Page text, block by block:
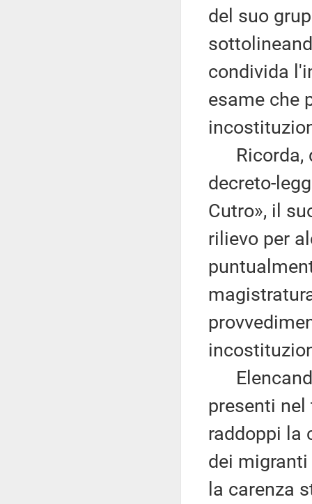
del suo
condivida
esame che
Ricorda,
decreto-
Cutro», il
rilievo per
presenti
raddoppi la
dei
la carenza